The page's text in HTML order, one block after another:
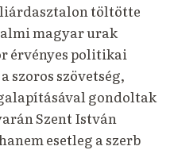
töltötte
magyar urak
érvényes politikai
szoros szövetség,
gondoltak
Szent István
esetleg a szerb